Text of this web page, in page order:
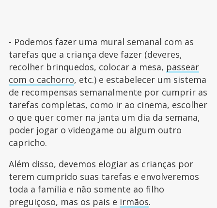
- Podemos fazer uma mural semanal com as
tarefas que a criança deve fazer (deveres,
recolher brinquedos, colocar a mesa, passear
com o cachorro, etc.) e estabelecer um sistema
de recompensas semanalmente por cumprir as
tarefas completas, como ir ao cinema, escolher
o que quer comer na janta um dia da semana,
poder jogar o videogame ou algum outro
capricho.
Além disso, devemos elogiar as crianças por
terem cumprido suas tarefas e envolveremos
toda a família e não somente ao filho
preguiçoso, mas os pais e irmãos.